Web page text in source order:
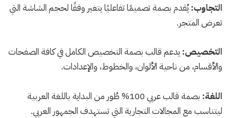
التجاوب:يُقدم بصمة تصميمًا تفاعليًا يتغير وفقًا لحجم الشاشة التي
تعرض المتجر.
التخصيص: يدعم قالب بصمة التخصيص الكامل في كافة الصفحات
والأقسام، من ناحية الألوان، والخطوط، والإعدادات.
اللغة:
بصمة قالب عربي 100% طُور من البداية باللغة العربية
ليتناسب مع المجالات التجارية التي تستهدف الجمهور العربي.